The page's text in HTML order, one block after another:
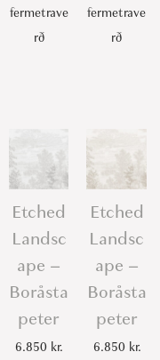
fermetrave
rð
fermetrave
rð
Etched
Landsc
ape –
Boråsta
peter
6.850 kr.
Etched
Landsc
ape –
Boråsta
peter
6.850 kr.